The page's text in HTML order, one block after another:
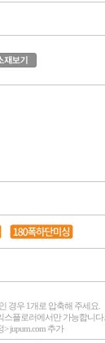
경우 1개로 압축해 주세요.
스플로러에서만 가능합니다.
jupum.com 추가